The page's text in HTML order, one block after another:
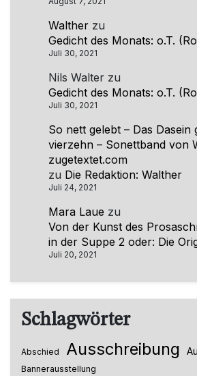
Walther zu
Gedicht des Monats: o.T.
Juli 30, 2021
Nils Walter zu
Gedicht des Monats: o.T.
Juli 30, 2021
So nett gelebt – Das Dasein
vierzehn – Sonettband von
zugetextet.com
zu Die Redaktion: Walther
Juli 24, 2021
Mara Laue zu
Von der Kunst des
in der Suppe 2 oder: Die
Juli 20, 2021
Schlagwörter
Abschied Ausschreibung
Bannerausstellung